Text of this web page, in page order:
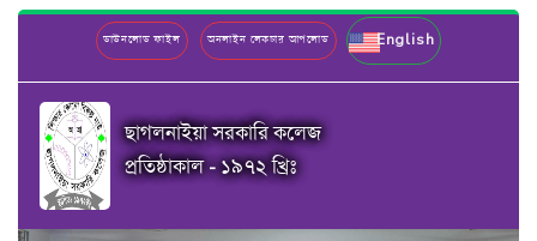
ডাউনলোড ফাইল অনলাইন লেকচার আপলোড English
ছাগলনাইয়া সরকারি কলেজ
প্রতিষ্ঠাকাল - ১৯৭২ খ্রিঃ